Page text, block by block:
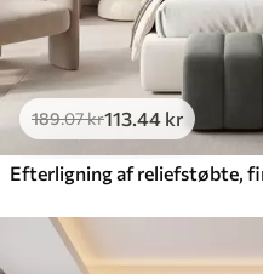
189.07kr113.44 kr